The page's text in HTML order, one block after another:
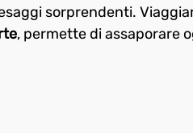
sorprendenti.
, permette di assaporare